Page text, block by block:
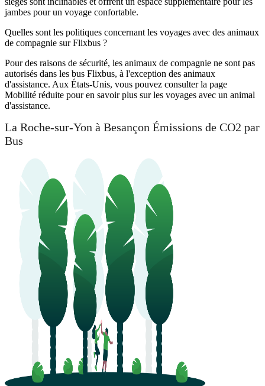
jambes pour un voyage confortable.
Quelles sont les politiques concernant les voyages avec des animaux
de compagnie sur Flixbus ?
Pour des raisons de sécurité, les animaux de compagnie ne sont pas
autorisés dans les bus Flixbus, à l'exception des animaux
d'assistance. Aux États-Unis, vous pouvez consulter la page
Mobilité réduite pour en savoir plus sur les voyages avec un animal
d'assistance.
La Roche-sur-Yon à Besançon Émissions de CO2 par
Bus